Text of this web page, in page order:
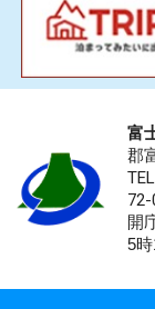
富
郡
72-
開
5